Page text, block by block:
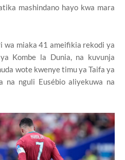
mashindano hayo kwa mara
wa miaka 41 ameifikia rekodi ya
Kombe la Dunia, na kuvunja
wote kwenye timu ya Taifa ya
na nguli Eusébio aliyekuwa na